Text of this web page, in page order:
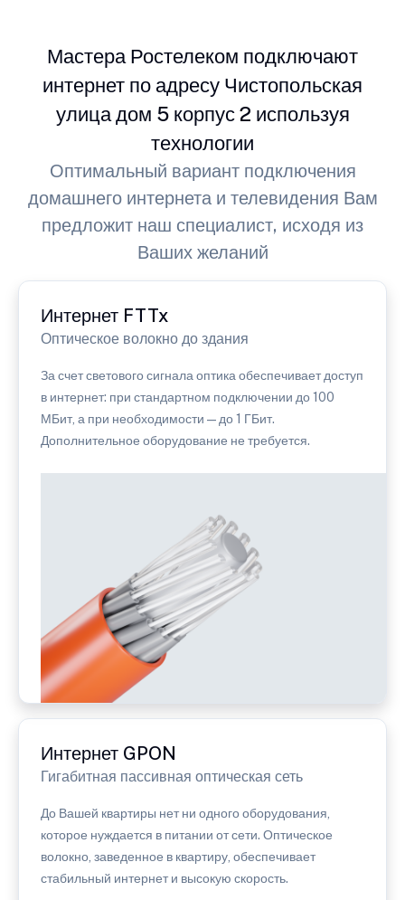
Мастера Ростелеком подключают
интернет по адресу Чистопольская
улица дом 5 корпус 2 используя
технологии
Оптимальный вариант подключения
домашнего интернета и телевидения Вам
предложит наш специалист, исходя из
Ваших желаний
Интернет FTTx
Оптическое волокно до здания
За счет светового сигнала оптика обеспечивает доступ
в интернет: при стандартном подключении до 100
МБит, а при необходимости — до 1 ГБит.
Дополнительное оборудование не требуется.
Интернет GPON
Гигабитная пассивная оптическая сеть
До Вашей квартиры нет ни одного оборудования,
которое нуждается в питании от сети. Оптическое
волокно, заведенное в квартиру, обеспечивает
стабильный интернет и высокую скорость.